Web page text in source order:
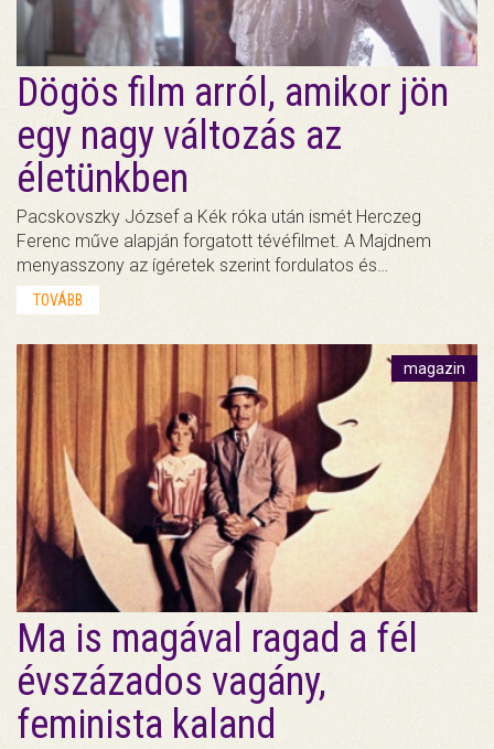
Dögös film arról, amikor jön
egy nagy változás az
életünkben
Pacskovszky József a Kék róka után ismét Herczeg
Ferenc műve alapján forgatott tévéfilmet. A Majdnem
menyasszony az ígéretek szerint fordulatos és…
TOVÁBB
magazin
Ma is magával ragad a fél
évszázados vagány,
feminista kaland